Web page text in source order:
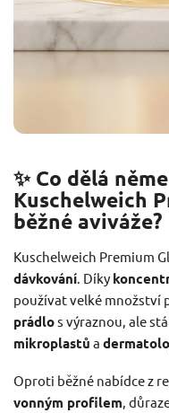
✨ Co dělá
Kuschelweich
běžné aviváže?
Kuschelweich Premium
dávkování. Díky
používat velké množství
prádlos výraznou, ale
mikroplastů a
Oproti běžné nabídce z
vonným profilem,